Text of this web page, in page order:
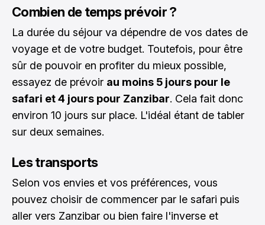
Combien de temps prévoir ?
La durée du séjour va dépendre de vos dates de
voyage et de votre budget. Toutefois, pour être
sûr de pouvoir en profiter du mieux possible,
essayez de prévoir au moins 5 jours pour le
safari et 4 jours pour Zanzibar. Cela fait donc
environ 10 jours sur place. L'idéal étant de tabler
sur deux semaines.
Les transports
Selon vos envies et vos préférences, vous
pouvez choisir de commencer par le safari puis
aller vers Zanzibar ou bien faire l'inverse et